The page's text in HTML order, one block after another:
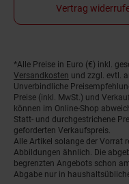
Vertrag
Fußnoten
*Alle Preise in Euro (€) inkl.
Versandkosten und zzgl. evtl.
Unverbindliche
Preise (inkl. MwSt.) und
können im Online-Shop
Statt- und durchgestrichene
geforderten Verkaufspreis.
Alle Artikel solange der Vorrat
Abbildungen ähnlich. Die
begrenzten Angebots schon
Abgabe nur in